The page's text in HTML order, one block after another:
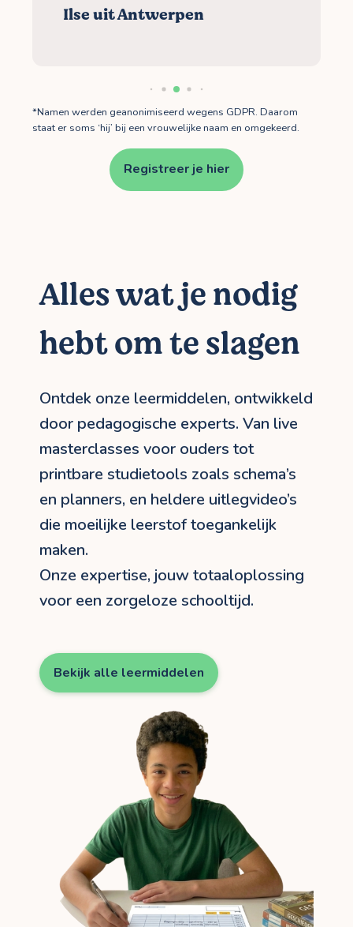
Ilse uit Antwerpen
*Namen werden geanonimiseerd wegens GDPR. Daarom
staat er soms ‘hij’ bij een vrouwelijke naam en omgekeerd.
Registreer je hier
Alles wat je nodig
hebt om te slagen
Ontdek onze leermiddelen, ontwikkeld
door pedagogische experts. Van live
masterclasses voor ouders tot
printbare studietools zoals schema’s
en planners, en heldere uitlegvideo’s
die moeilijke leerstof toegankelijk
maken.
Onze expertise, jouw totaaloplossing
voor een zorgeloze schooltijd.
Bekijk alle leermiddelen